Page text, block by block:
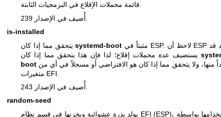
قائمة محملات الإقلاع في البرمجيات الثابتة.
is-installed
يتحقق مما إذا كانsystemd-boot
يستضيف عدة محملات إقلاع؛ لذا فإن هذا يتحقق مما إذا كان
boot
متغيرات EFI.
random-seed
يولد بذرة عشوائية ويخزنها في قسم نظام EFI (ESP)، لاستخدامها بواسطة